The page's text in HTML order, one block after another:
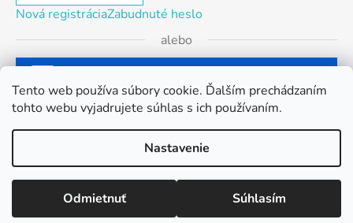
Tento web používa súbory cookie. Ďalším prechádzaním
tohto webu vyjadrujete súhlas s ich používaním.
Nastavenie
Odmietnuť Súhlasím
Nová registráciaZabudnuté heslo
alebo
Prihlásiť sa cez Google
Vytvoril Shoptet
Copyright 2026
. Všetky práva